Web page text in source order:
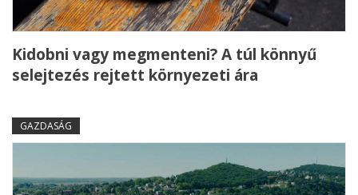
Kidobni vagy megmenteni? A túl könnyű
selejtezés rejtett környezeti ára
GAZDASÁG